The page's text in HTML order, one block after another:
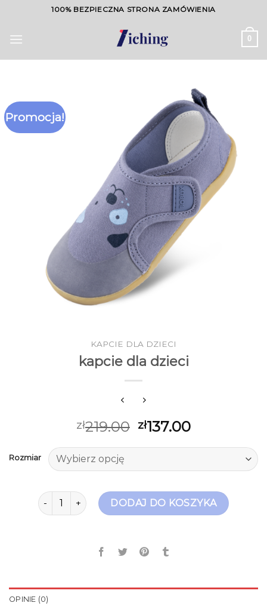
content
100% BEZPIECZNA STRONA ZAMÓWIENIA
0
Promocja!
KAPCIE DLA DZIECI
kapcie dla dzieci
zł219.00 zł137.00
Rozmiar
ilość kapcie dla dzieciDODAJ DO KOSZYKA
OPINIE (0)